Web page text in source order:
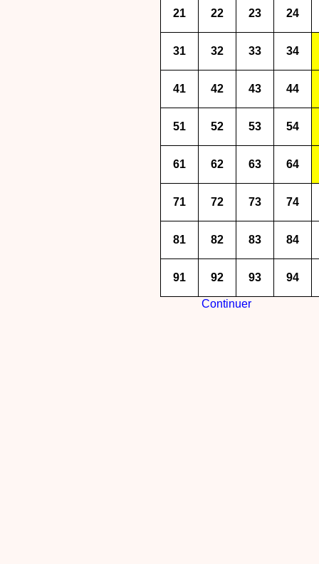
21 22 23 24
31 32 33 34
41 42 43 44
51 52 53 54
61 62 63 64
71 72 73 74
81 82 83 84
91 92 93 94
Continuer